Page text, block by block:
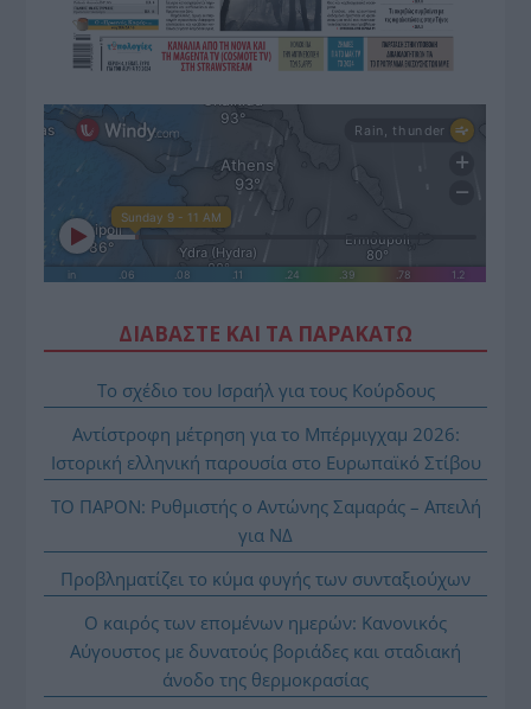
ΔΙΑΒΑΣΤΕ ΚΑΙ ΤΑ ΠΑΡΑΚΑΤΩ
Το σχέδιο του Ισραήλ για τους Κούρδους
Αντίστροφη μέτρηση για το Μπέρμιγχαμ 2026:
Ιστορική ελληνική παρουσία στο Ευρωπαϊκό Στίβου
ΤΟ ΠΑΡΟΝ: Ρυθμιστής ο Αντώνης Σαμαράς – Απειλή
για ΝΔ
Προβληματίζει το κύμα φυγής των συνταξιούχων
Ο καιρός των επομένων ημερών: Κανονικός
Αύγουστος με δυνατούς βοριάδες και σταδιακή
άνοδο της θερμοκρασίας